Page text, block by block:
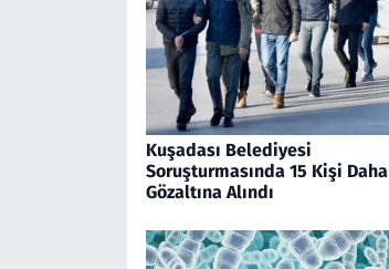
Kuşadası Belediyesi
Soruşturmasında 15 Kişi Daha
Gözaltına Alındı